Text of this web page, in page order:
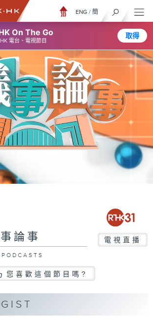
On The Go
電台、電視節目
取得
ENG / 簡
論事 電視直播
PODCASTS
您喜歡這個節目嗎?
GIST